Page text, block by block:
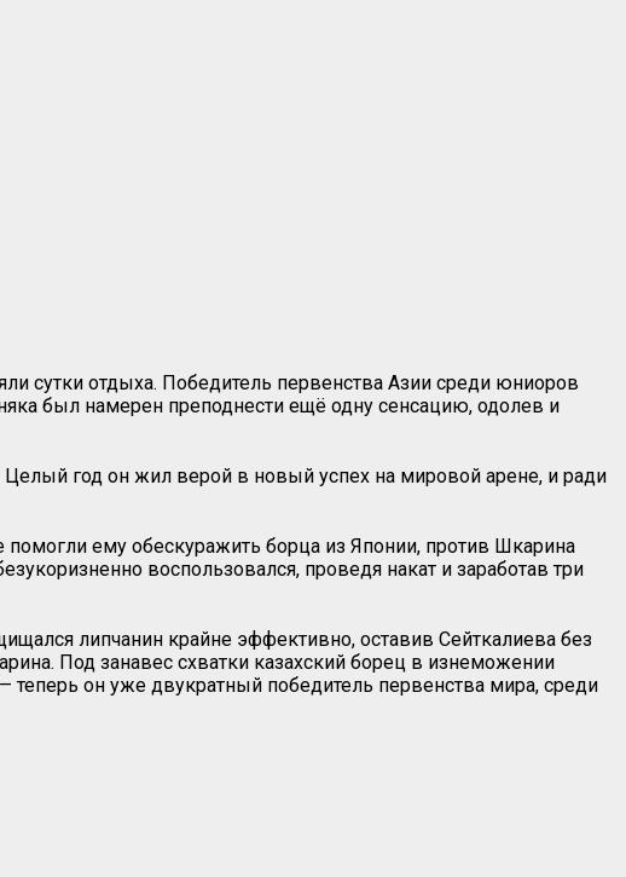
сутки отдыха. Победитель первенства Азии среди юниоров
был намерен преподнести ещё одну сенсацию, одолев и
год он жил верой в новый успех на мировой арене, и ради
ему обескуражить борца из Японии, против Шкарина
воспользовался, проведя накат и заработав три
липчанин крайне эффективно, оставив Сейткалиева без
Под занавес схватки казахский борец в изнеможении
он уже двукратный победитель первенства мира, среди